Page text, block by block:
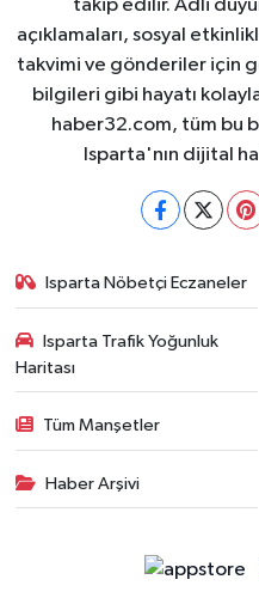
takip edilir. Adli
açıklamaları, sosyal
takvimi ve gönderiler için
bilgileri gibi hayatı
haber32.com, tüm bu
Isparta'nın dijital
Isparta Nöbetçi Eczaneler
Isparta Trafik Yoğunluk
Haritası
Tüm Manşetler
Haber Arşivi